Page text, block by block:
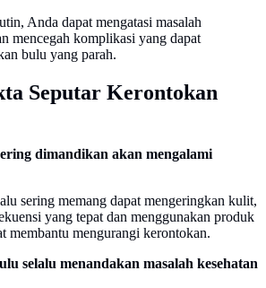
Anda dapat mengatasi masalah
mencegah komplikasi yang dapat
bulu yang parah.
Seputar Kerontokan
dimandikan akan mengalami
sering memang dapat mengeringkan kulit,
yang tepat dan menggunakan produk
membantu mengurangi kerontokan.
selalu menandakan masalah kesehatan